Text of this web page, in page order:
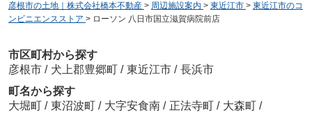
彦根市の土地｜株式会社橋本不動産 > 周辺施設案内 > 東近江市 > 東近江市のコ
ンビニエンスストア > ローソン 八日市国立滋賀病院前店
市区町村から探す
彦根市 / 犬上郡豊郷町 / 東近江市 / 長浜市
町名から探す
大堀町 / 東沼波町 / 大字安食南 / 正法寺町 / 大森町 /